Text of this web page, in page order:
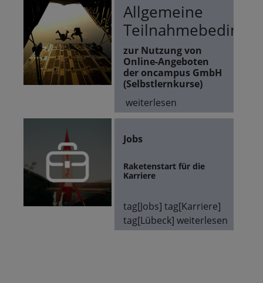
Allgemeine
zur Nutzung von
Online-Angeboten
der oncampus GmbH
(Selbstlernkurse)
weiterlesen
Jobs
Raketenstart für die
Karriere
tag[Jobs] tag[Karriere]
tag[Lübeck] weiterlesen